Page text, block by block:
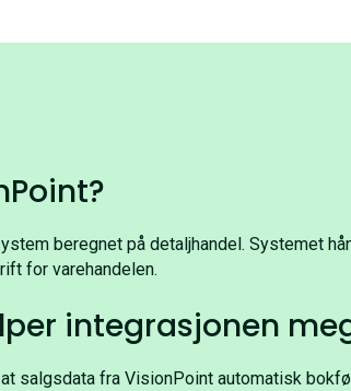
beregnet på detaljhandel. Systemet
for varehandelen.
integrasjonen
salgsdata fra VisionPoint automatisk